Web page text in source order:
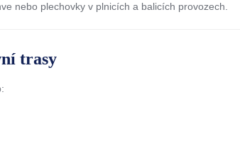
nebo plechovky v plnicích a balicích provozech.
trasy